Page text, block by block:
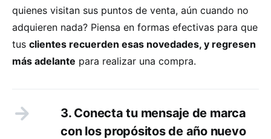
quienes visitan sus puntos de venta, aún cuando no
adquieren nada? Piensa en formas efectivas para que
tus clientes recuerden esas novedades, y regresen
más adelante para realizar una compra.
3. Conecta tu mensaje de marca
con los propósitos de año nuevo